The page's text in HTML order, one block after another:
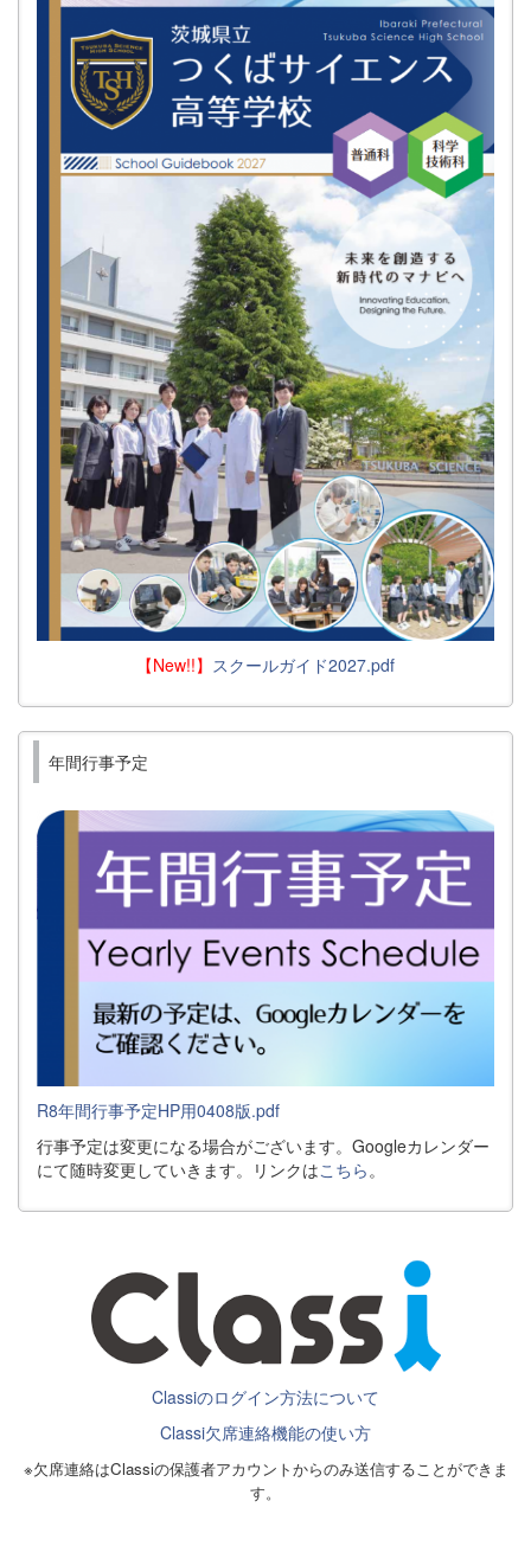
【New!!】 スクールガイド2027.pdf
年間行事予定
R8年間行事予定HP用0408版.pdf
行事予定は変更になる場合がございます。Googleカレンダー
にて随時変更していきます。リンクはこちら 。
Classiのログイン方法について
Classi欠席連絡機能の使い方
※欠席連絡はClassiの保護者アカウントからのみ送信することができま
す。